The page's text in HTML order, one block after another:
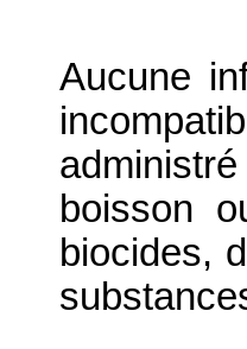
Aucune
boisson
biocides,